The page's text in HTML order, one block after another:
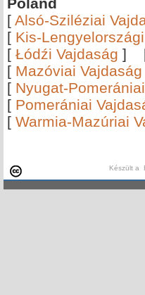
[ Alsó-Sziléziai
[ Kis-
[ Łódźi Vajdaság ]
[ Mazóviai Vajdaság
[ Nyugat-
[ Pomerániai
[ Warmia-Mazúriai
Készült a